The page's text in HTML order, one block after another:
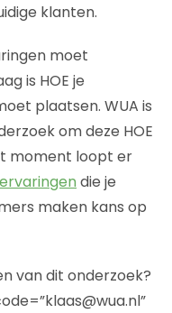
klanten.
moet
is HOE je
plaatsen. WUA is
om deze HOE
moment loopt er
die je
maken kans op
van dit onderzoek?